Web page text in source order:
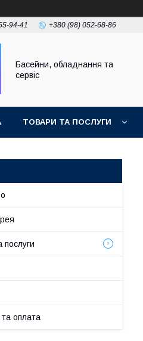
94-41 +380 (98) 052-68-86
Басейни, обладнання та
сервіс
ТОВАРИ ТА ПОСЛУГИ
послуги
оплата